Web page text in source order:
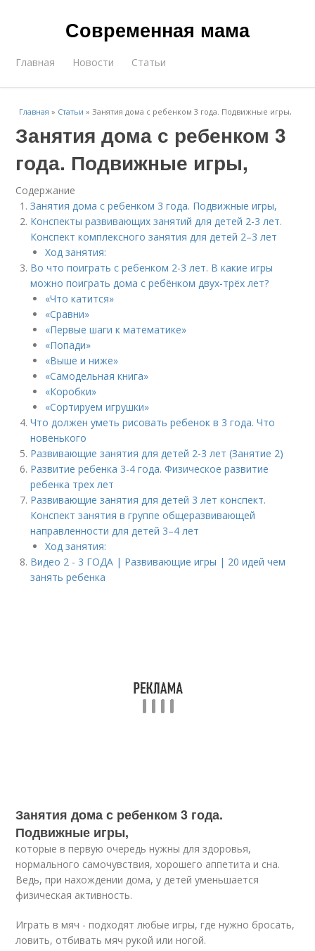
Современная мама
Главная Новости Статьи
Главная » Статьи »Занятия дома с ребенком 3 года. Подвижные игры,
Занятия дома с ребенком 3
года. Подвижные игры,
Содержание
Занятия дома с ребенком 3 года. Подвижные игры,
Конспекты развивающих занятий для детей 2-3 лет.
Конспект комплексного занятия для детей 2–3 лет
Ход занятия:
Во что поиграть с ребенком 2-3 лет. В какие игры
можно поиграть дома с ребёнком двух-трёх лет?
«Что катится»
«Сравни»
«Первые шаги к математике»
«Попади»
«Выше и ниже»
«Самодельная книга»
«Коробки»
«Сортируем игрушки»
Что должен уметь рисовать ребенок в 3 года. Что
новенького
Развивающие занятия для детей 2-3 лет (Занятие 2)
Развитие ребенка 3-4 года. Физическое развитие
ребенка трех лет
Развивающие занятия для детей 3 лет конспект.
Конспект занятия в группе общеразвивающей
направленности для детей 3–4 лет
Ход занятия:
Видео 2 - 3 ГОДА | Развивающие игры | 20 идей чем
занять ребенка
Занятия дома с ребенком 3 года.
Подвижные игры,
которые в первую очередь нужны для здоровья,
нормального самочувствия, хорошего аппетита и сна.
Ведь, при нахождении дома, у детей уменьшается
физическая активность.
Играть в мяч - подходят любые игры, где нужно бросать,
ловить, отбивать мяч рукой или ногой.